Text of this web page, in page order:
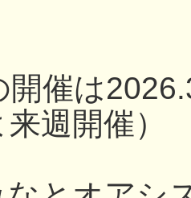
開催は
週開催）